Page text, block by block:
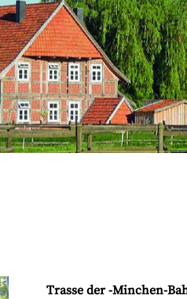
Trasse der -Minchen-